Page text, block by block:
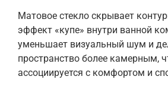
Матовое стекло скрывает
эффект «купе» внутри ванной
уменьшает визуальный шум и
пространство более камерным,
ассоциируется с комфортом и